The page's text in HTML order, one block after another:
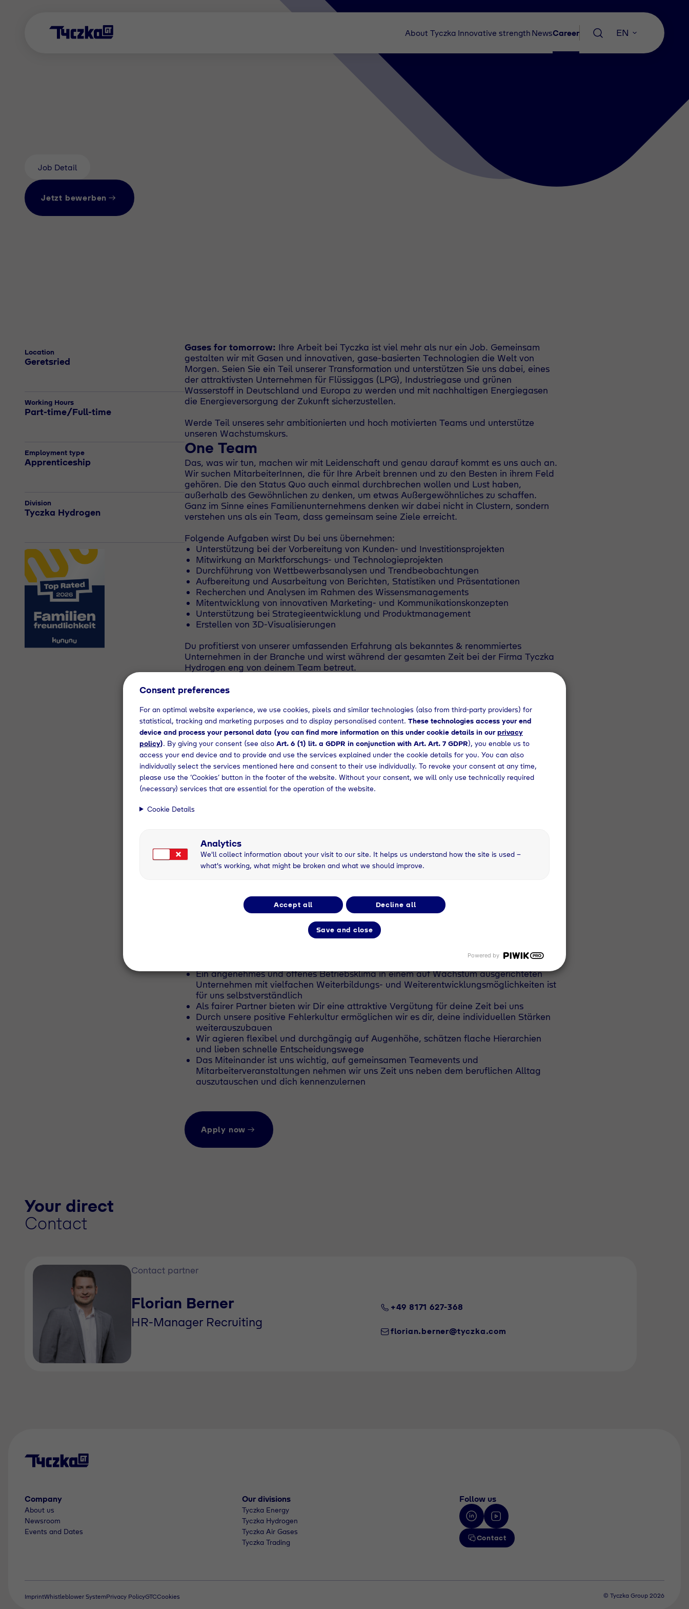
About Tyczka Innovative strength NewsCareer EN
Job Detail
Jetzt bewerben
Location
Geretsried
Working Hours
Part-time/Full-time
Employment type
Apprenticeship
Division
Tyczka Hydrogen
Gases for tomorrow: Ihre Arbeit bei Tyczka ist viel mehr als nur ein Job. Gemeinsam
gestalten wir mit Gasen und innovativen, gase-basierten Technologien die Welt von
Morgen. Seien Sie ein Teil unserer Transformation und unterstützen Sie uns dabei, eines
der attraktivsten Unternehmen für Flüssiggas (LPG), Industriegase und grünen
Wasserstoff in Deutschland und Europa zu werden und mit nachhaltigen Energiegasen
die Energieversorgung der Zukunft sicherzustellen.
Werde Teil unseres sehr ambitionierten und hoch motivierten Teams und unterstütze
unseren Wachstumskurs.
One Team
Das, was wir tun, machen wir mit Leidenschaft und genau darauf kommt es uns auch an.
Wir suchen MitarbeiterInnen, die für Ihre Arbeit brennen und zu den Besten in ihrem Feld
gehören. Die den Status Quo auch einmal durchbrechen wollen und Lust haben,
außerhalb des Gewöhnlichen zu denken, um etwas Außergewöhnliches zu schaffen.
Ganz im Sinne eines Familienunternehmens denken wir dabei nicht in Clustern, sondern
verstehen uns als ein Team, dass gemeinsam seine Ziele erreicht.
Folgende Aufgaben wirst Du bei uns übernehmen:
Unterstützung bei der Vorbereitung von Kunden- und Investitionsprojekten
Mitwirkung an Marktforschungs- und Technologieprojekten
Durchführung von Wettbewerbsanalysen und Trendbeobachtungen
Aufbereitung und Ausarbeitung von Berichten, Statistiken und Präsentationen
Recherchen und Analysen im Rahmen des Wissensmanagements
Mitentwicklung von innovativen Marketing- und Kommunikationskonzepten
Unterstützung bei Strategieentwicklung und Produktmanagement
Erstellen von 3D-Visualisierungen
Du profitierst von unserer umfassenden Erfahrung als bekanntes & renommiertes
Unternehmen in der Branche und wirst während der gesamten Zeit bei der Firma Tyczka
Hydrogen eng von deinem Team betreut.
Success through diversity
Neue Ideenansätze, Fortschritt und Talent kommen in vielen verschiedenen Formen und
jede davon ist gleich wichtig um uns als Unternehmen und als Team weiter
voranzubringen. Gegenseitige Akzeptanz, Wertschätzung und Respekt gehören zu
unseren Grundwerten und sind fest in unserer Arbeitsweise verbunden, denn für uns ist es
wichtig nicht nur den Mitarbeitenden, sondern auch den Menschen zu sehen.
Diese Kompetenzen und Erfahrungen solltest Du bereits mitbringen:
Studium im Bereich Wirtschaftsingenieurwesen, Maschinenbau, Verfahrenstechnik,
Umwelttechnik, oder einem vergleichbaren Studiengang
Hohes Interesse an Themen der Energiewende und neuen Technologien
Sicherer Umgang mit dem MS-Office-Paket und idealerweise 3D-Modellierung (z.B.
SketchUp/Vray)
Great place to work
Schwerpunkten und Bedürfnissen und dennoch haben wir eins gemeinsam - Du arbeitest
gerne in einer Arbeitsatmosphäre, in der man wertgeschätzt wird und Raum zur
persönlichen und beruflichen Weiterentwicklung bekommt. Das ist jedoch noch nicht
genug für uns. Wir möchten einen Schritt weitergehen und ein Arbeitsumfeld schaffen,
dass man nicht nur gerne mag, sondern, das man liebt.
Ein angenehmes und offenes Betriebsklima in einem auf Wachstum ausgerichteten
Unternehmen mit vielfachen Weiterbildungs- und Weiterentwicklungsmöglichkeiten ist
für uns selbstverständlich
Als fairer Partner bieten wir Dir eine attraktive Vergütung für deine Zeit bei uns
Durch unsere positive Fehlerkultur ermöglichen wir es dir, deine individuellen Stärken
weiterauszubauen
Wir agieren flexibel und durchgängig auf Augenhöhe, schätzen flache Hierarchien
und lieben schnelle Entscheidungswege
Das Miteinander ist uns wichtig, auf gemeinsamen Teamevents und
Mitarbeiterveranstaltungen nehmen wir uns Zeit uns neben dem beruflichen Alltag
auszutauschen und dich kennenzulernen
Apply now
Your direct
Contact
Contact partner
Florian Berner
HR-Manager Recruiting
+49 8171 627-368
florian.berner@tyczka.com
Company
About us
Newsroom
Events and Dates
Our divisions
Tyczka Energy
Tyczka Hydrogen
Tyczka Air Gases
Tyczka Trading
Follow us
Contact
ImprintWhistleblower SystemPrivacy PolicyGTCCookies © Tyczka Group 2026
Consent preferences
For an optimal website experience, we use cookies, pixels and similar technologies (also from third-party providers) for
statistical, tracking and marketing purposes and to display personalised content. These technologies access your end
device and process your personal data (you can find more information on this under cookie details in ourprivacy
policy). By giving your consent (see also Art. 6 (1) lit. a GDPR in conjunction with Art. Art. 7 GDPR), you enable us to
access your end device and to provide and use the services explained under the cookie details for you. You can also
individually select the services mentioned here and consent to their use individually. To revoke your consent at any time,
please use the ‘Cookies’ button in the footer of the website. Without your consent, we will only use technically required
(necessary) services that are essential for the operation of the website.
Cookie Details
Analytics
We'll collect information about your visit to our site. It helps us understand how the site is used –
what's working, what might be broken and what we should improve.
Accept all Decline all
Save and close
Powered by